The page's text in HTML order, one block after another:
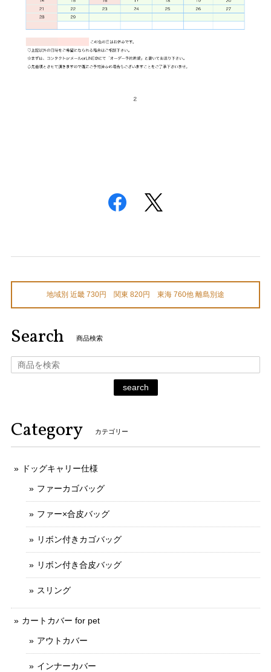
地域別 近畿 730円 関東 820円 東海 760他 離島別途
Search 商品検索
search
Category カテゴリー
ドッグキャリー仕様
ファーカゴバッグ
ファー×合皮バッグ
リボン付きカゴバッグ
リボン付き合皮バッグ
スリング
カートカバー for pet
アウトカバー
インナーカバー